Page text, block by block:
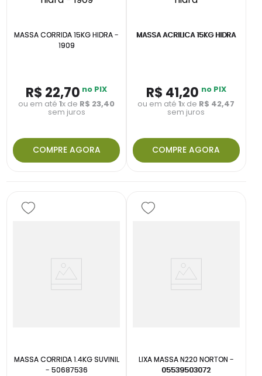
MASSA CORRIDA 15KG HIDRA -
1909
R$ 22,70 no PIX
ou em até1x de R$ 23,40
sem juros
COMPRE AGORA
MASSA ACRILICA 15KG HIDRA
R$ 41,20 no PIX
ou em até1x de R$ 42,47
sem juros
COMPRE AGORA
MASSA CORRIDA 1.4KG SUVINIL
- 50687536
LIXA MASSA N220 NORTON -
05539503072